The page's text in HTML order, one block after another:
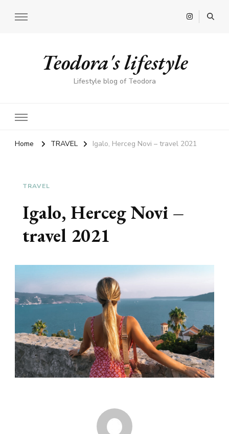
Teodora's lifestyle
Lifestyle blog of Teodora
Home TRAVEL Igalo, Herceg Novi – travel 2021
TRAVEL
Igalo, Herceg Novi –
travel 2021